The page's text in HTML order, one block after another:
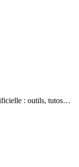
: outils, tutos…